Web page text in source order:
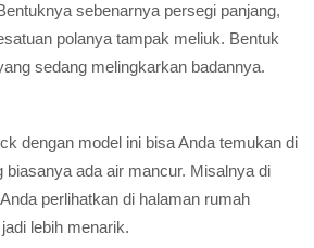
sebenarnya persegi panjang,
polanya tampak meliuk. Bentuk
sedang melingkarkan badannya.
dengan model ini bisa Anda temukan di
biasanya ada air mancur. Misalnya di
perlihatkan di halaman rumah
lebih menarik.